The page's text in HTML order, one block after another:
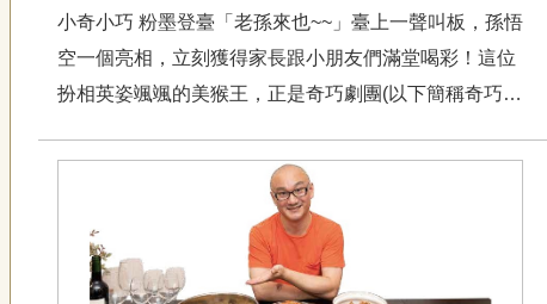
小奇小巧 粉墨登臺「老孫來也~~」臺上一聲叫板，孫悟
空一個亮相，立刻獲得家長跟小朋友們滿堂喝彩！這位
扮相英姿颯颯的美猴王，正是奇巧劇團(以下簡稱奇巧)
巧草創時期，以推廣傳統戲曲為目的，所製作帶有戲曲
功法的情境兒童戲劇小品，劇中扮演與孫悟空爭...